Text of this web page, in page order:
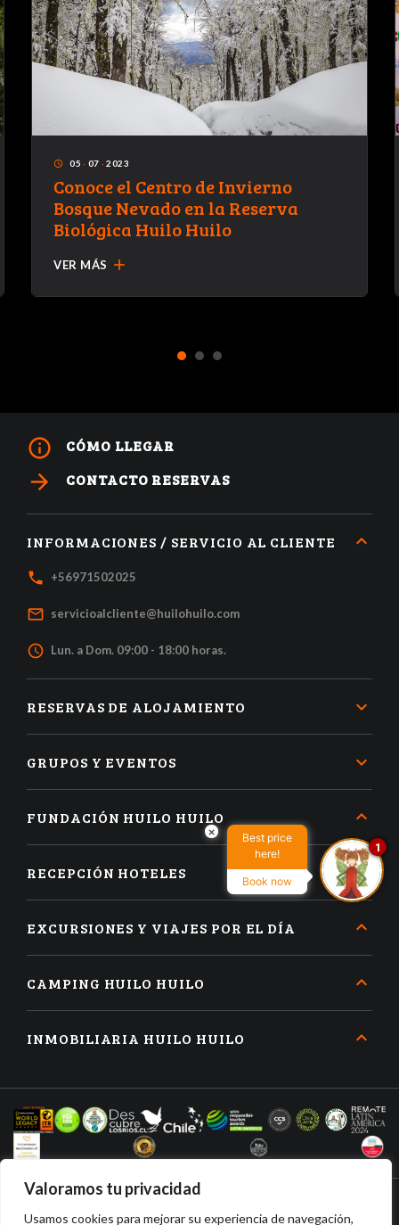
Valoramos tu privacidad
Usamos cookies para mejorar su experiencia de navegación,
access_time 05 · 07 · 2023
Conoce el Centro de Invierno
Bosque Nevado en la Reserva
Biológica Huilo Huilo
VER MÁS add
1 2 3
info_outline CÓMO LLEGAR
arrow_forward CONTACTO RESERVAS
INFORMACIONES / SERVICIO AL CLIENTE
local_phone +56971502025
mail_outline servicioalcliente@huilohuilo.com
access_time Lun. a Dom. 09:00 - 18:00 horas.
RESERVAS DE ALOJAMIENTO
GRUPOS Y EVENTOS
FUNDACIÓN HUILO HUILO
RECEPCIÓN HOTELES
EXCURSIONES Y VIAJES POR EL DÍA
CAMPING HUILO HUILO
INMOBILIARIA HUILO HUILO
×
Best price
here!
Book now
1